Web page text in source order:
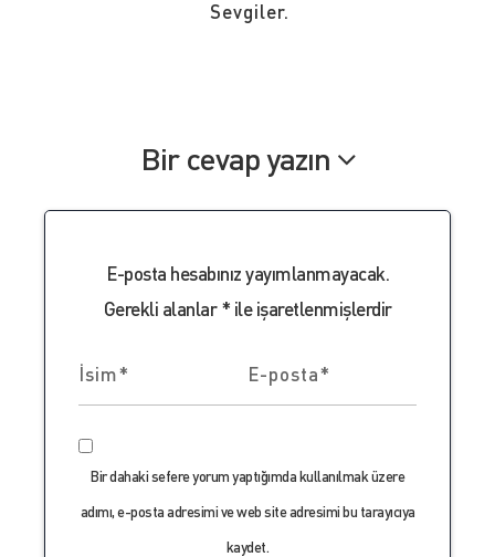
Sevgiler.
Bir cevap yazın
E-posta hesabınız yayımlanmayacak.
Gerekli alanlar* ile işaretlenmişlerdir
Bir dahaki sefere yorum yaptığımda kullanılmak üzere
adımı, e-posta adresimi ve web site adresimi bu tarayıcıya
kaydet.